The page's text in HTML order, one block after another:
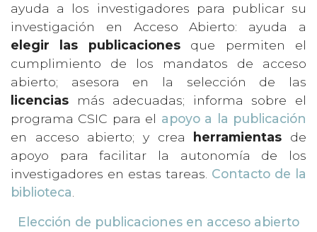
ayuda a los investigadores para publicar su
investigación en Acceso Abierto: ayuda a
elegir las publicacionesque permiten el
cumplimiento de los mandatos de acceso
abierto; asesora en la selección de las
licencias más adecuadas; informa sobre el
programa CSIC para el apoyo a la publicación
en acceso abierto; y crea
herramientas de
apoyo para facilitar la autonomía de los
investigadores en estas tareas. Contacto de la
biblioteca
Elección de publicaciones en acceso abierto